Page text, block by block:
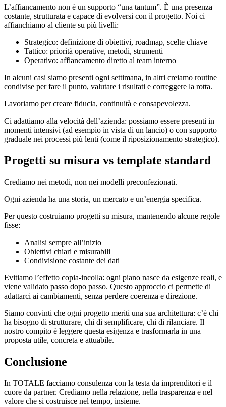
L’affiancamento non è un supporto “una tantum”. È una presenza
costante, strutturata e capace di evolversi con il progetto. Noi ci
affianchiamo al cliente su più livelli:
Strategico: definizione di obiettivi, roadmap, scelte chiave
Tattico: priorità operative, metodi, strumenti
Operativo: affiancamento diretto al team interno
In alcuni casi siamo presenti ogni settimana, in altri creiamo routine
condivise per fare il punto, valutare i risultati e correggere la rotta.
Lavoriamo per creare fiducia, continuità e consapevolezza.
Ci adattiamo alla velocità dell’azienda: possiamo essere presenti in
momenti intensivi (ad esempio in vista di un lancio) o con supporto
graduale nei processi più lenti (come il riposizionamento strategico).
Progetti su misura vs template standard
Crediamo nei metodi, non nei modelli preconfezionati.
Ogni azienda ha una storia, un mercato e un’energia specifica.
Per questo costruiamo progetti su misura, mantenendo alcune regole
fisse:
Analisi sempre all’inizio
Obiettivi chiari e misurabili
Condivisione costante dei dati
Evitiamo l’effetto copia-incolla: ogni piano nasce da esigenze reali, e
viene validato passo dopo passo. Questo approccio ci permette di
adattarci ai cambiamenti, senza perdere coerenza e direzione.
Siamo convinti che ogni progetto meriti una sua architettura: c’è chi
ha bisogno di strutturare, chi di semplificare, chi di rilanciare. Il
nostro compito è leggere questa esigenza e trasformarla in una
proposta utile, concreta e attuabile.
Conclusione
In TOTALE facciamo consulenza con la testa da imprenditori e il
cuore da partner. Crediamo nella relazione, nella trasparenza e nel
valore che si costruisce nel tempo, insieme.